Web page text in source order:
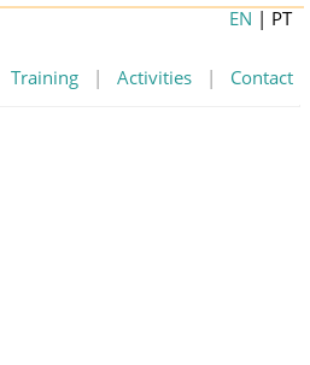
Training | Activities | Contact
EN | PT